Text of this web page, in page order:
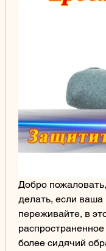
Добро
делать, если ваша
переживайте, в
более сидячий